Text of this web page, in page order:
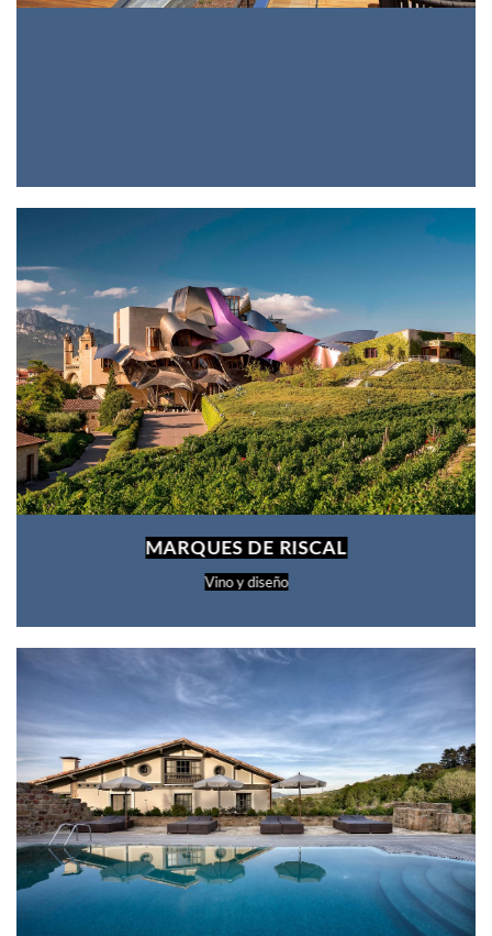
MARQUES DE RISCAL
Vino y diseño